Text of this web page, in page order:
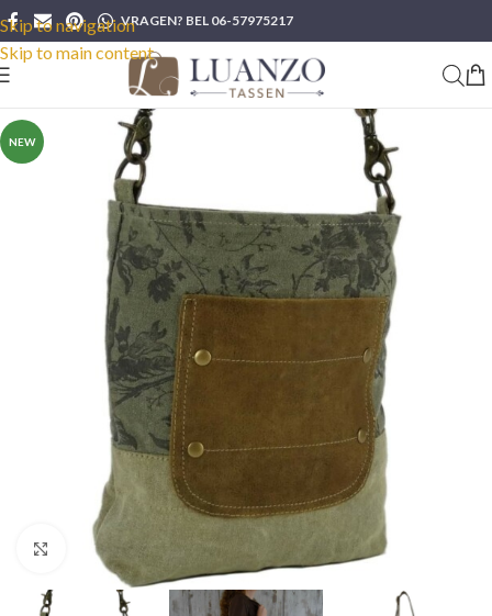
Skip to navigation
Skip to main content
VRAGEN? BEL 06-57975217
NEW
Click to enlarge